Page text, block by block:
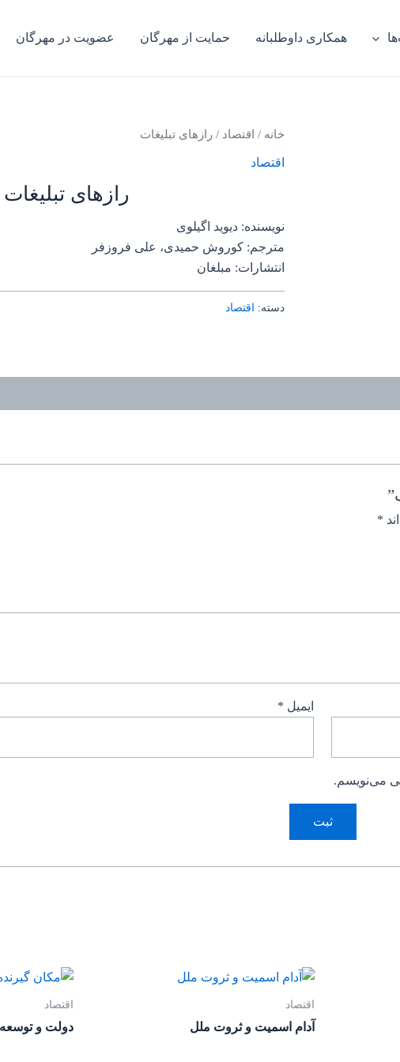
همکاری داوطلبانه حمایت از مهرگان عضویت در مهرگان
خانه / اقتصاد / رازهای تبلیغات
اقتصاد
رازهای تبلیغات
نویسنده: دیوید اگیلوی
مترجم: کوروش حمیدی، علی فروزفر
انتشارات: مبلغان
دسته: اقتصاد
*
ایمیل *
می‌نویسم.
اقتصاد
آدام اسمیت و ثروت ملل
اقتصاد
دولت و